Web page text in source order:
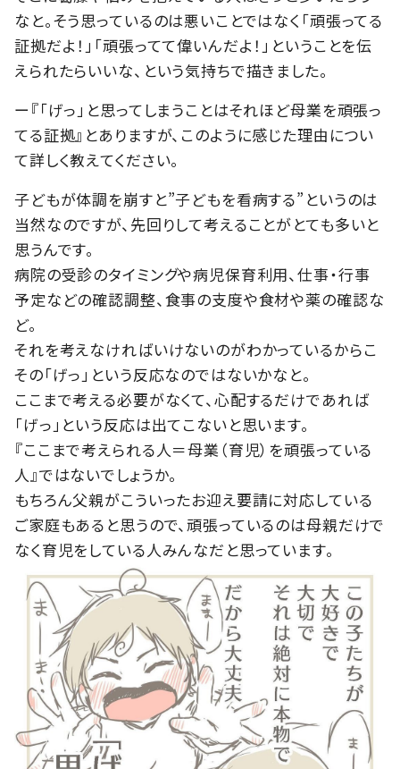
なと。そう思っているのは悪いことではなく「頑張ってる
証拠だよ！」「頑張ってて偉いんだよ！」ということを伝
えられたらいいな、という気持ちで描きました。
ー『「げっ」と思ってしまうことはそれほど母業を頑張っ
てる証拠』とありますが、このように感じた理由につい
て詳しく教えてください。
子どもが体調を崩すと”子どもを看病する”というのは
当然なのですが、先回りして考えることがとても多いと
思うんです。
病院の受診のタイミングや病児保育利用、仕事・行事
予定などの確認調整、食事の支度や食材や薬の確認な
ど。
それを考えなければいけないのがわかっているからこ
その「げっ」という反応なのではないかなと。
ここまで考える必要がなくて、心配するだけであれば
「げっ」という反応は出てこないと思います。
『ここまで考えられる人＝母業（育児）を頑張っている
人』ではないでしょうか。
もちろん父親がこういったお迎え要請に対応している
ご家庭もあると思うので、頑張っているのは母親だけで
なく育児をしている人みんなだと思っています。